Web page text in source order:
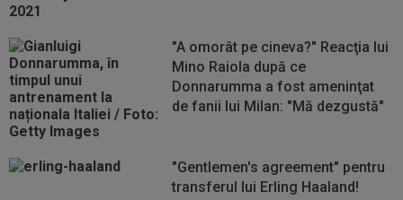
"A omorât pe cineva?" Reacţia lui
Mino Raiola după ce
Donnarumma a fost ameninţat
de fanii lui Milan: "Mă dezgustă"
"Gentlemen's agreement" pentru
transferul lui Erling Haaland!